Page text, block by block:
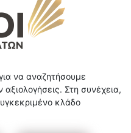
να αναζητήσουμε
αξιολογήσεις. Στη συνέχεια,
κλάδο